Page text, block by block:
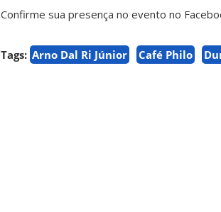
Confirme sua presença no evento no
Tags: Arno Dal Ri Júnior Café Philo